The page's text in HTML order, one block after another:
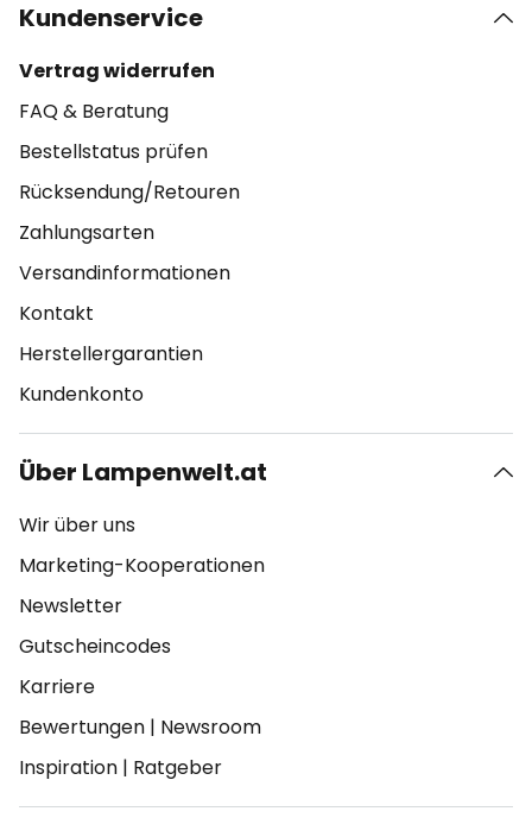
Kundenservice
Vertrag widerrufen
FAQ & Beratung
Bestellstatus prüfen
Rücksendung/Retouren
Zahlungsarten
Versandinformationen
Kontakt
Herstellergarantien
Kundenkonto
Über Lampenwelt.at
Wir über uns
Marketing-Kooperationen
Newsletter
Gutscheincodes
Karriere
Bewertungen | Newsroom
Inspiration | Ratgeber